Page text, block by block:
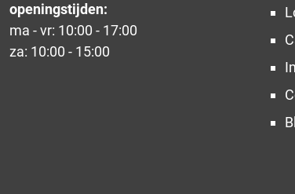
openingstijden:
ma - vr: 10:00 - 17:00
za: 10:00 - 15:00